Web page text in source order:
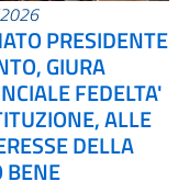
PRESIDENTE
GIURA
FEDELTA'
ALLE
DELLA
BENE